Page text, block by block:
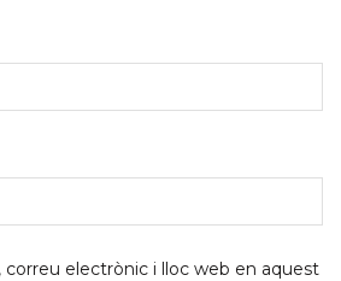
correu electrònic i lloc web en aquest